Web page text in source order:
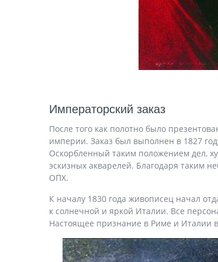
Императорский заказ
После того как полотно было
империи. Заказ был выполнен в 1827
Оскорбленный таким положением дел,
эскизных акварелей. Благодаря таким
ОПХ.
К началу 1830 года живописец начал
к солнечной и яркой Италии. Все
Настоящее признание в Риме и Италии